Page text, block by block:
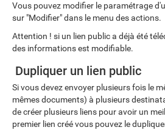
Vous pouvez modifier le paramétrage
sur "Modifier" dans le menu des actions.
Attention ! si un lien public a déjà été
des informations est modifiable.
Dupliquer un lien public
Si vous devez envoyer plusieurs fois le
mêmes documents) à plusieurs
de créer plusieurs liens pour avoir un
premier lien créé vous pouvez le